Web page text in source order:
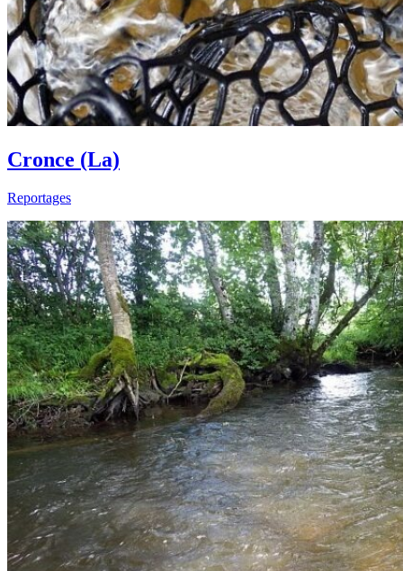
Cronce (La)
Reportages